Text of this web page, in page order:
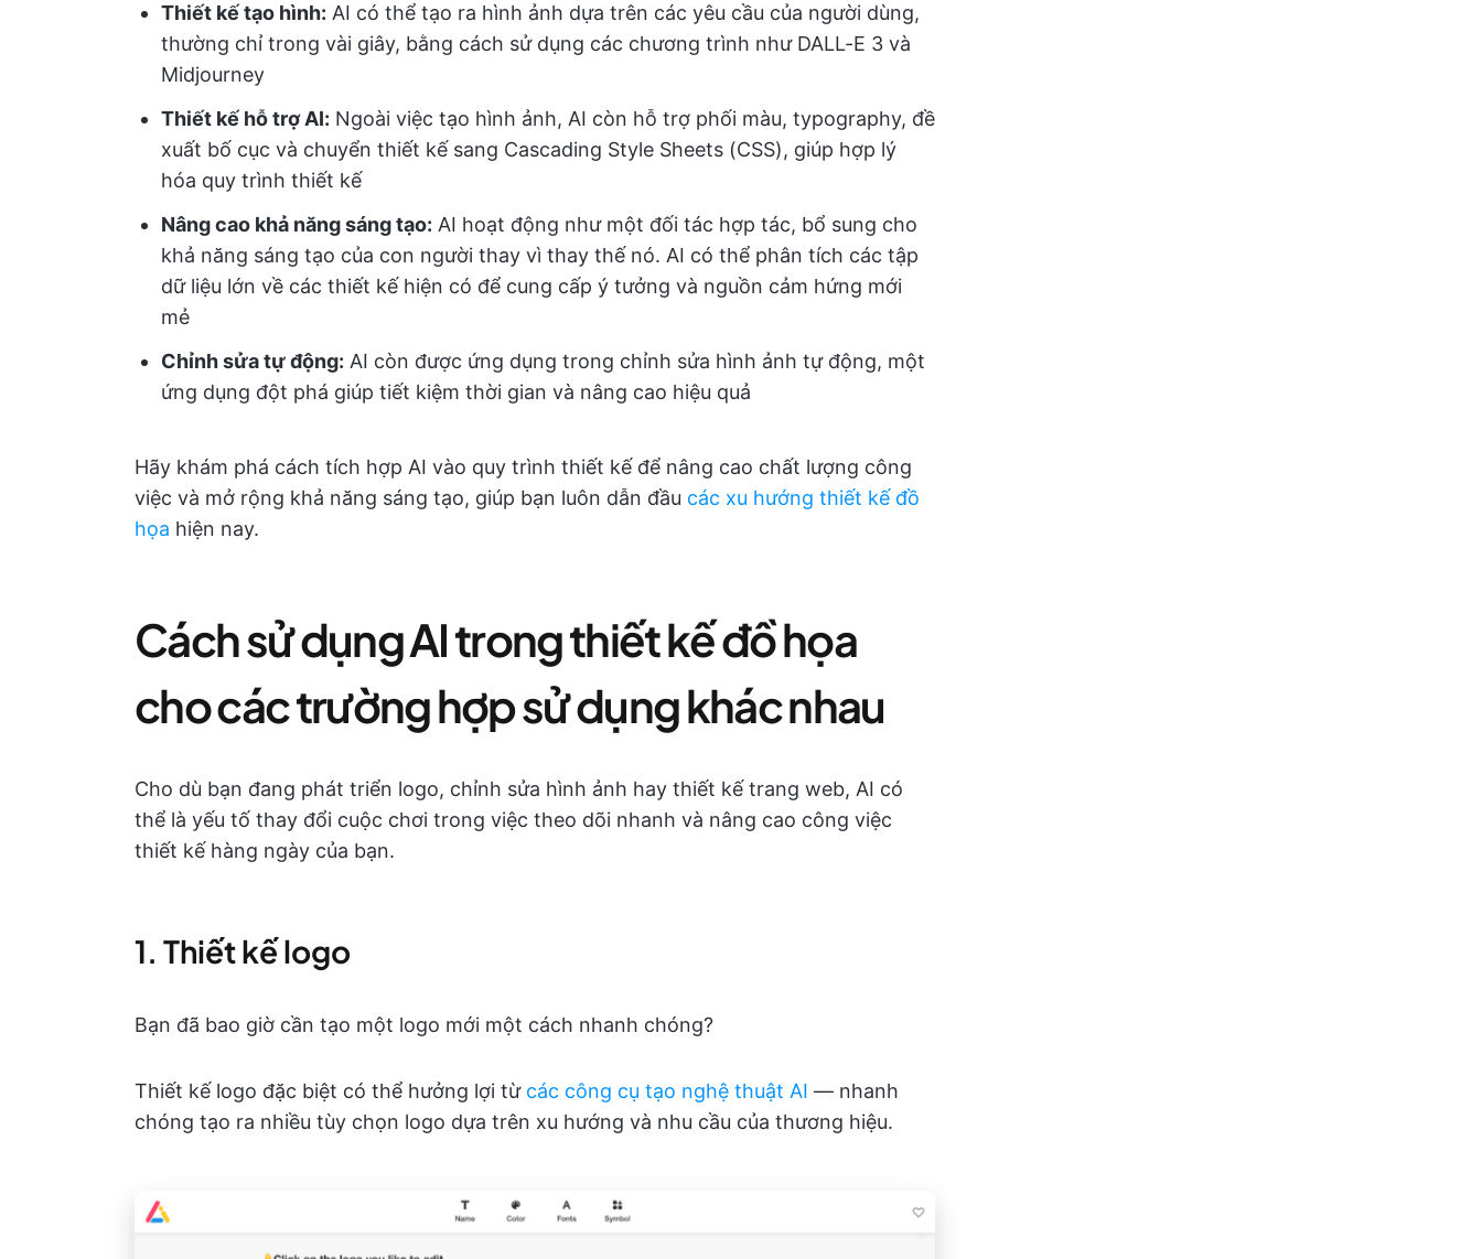
Thiết kế tạo hình: AI có thể tạo ra hình ảnh dựa trên các yêu cầu của người dùng,
thường chỉ trong vài giây, bằng cách sử dụng các chương trình như DALL-E 3 và
Midjourney
Thiết kế hỗ trợ AI: Ngoài việc tạo hình ảnh, AI còn hỗ trợ phối màu, typography, đề
xuất bố cục và chuyển thiết kế sang Cascading Style Sheets (CSS), giúp hợp lý
hóa quy trình thiết kế
Nâng cao khả năng sáng tạo: AI hoạt động như một đối tác hợp tác, bổ sung cho
khả năng sáng tạo của con người thay vì thay thế nó. AI có thể phân tích các tập
dữ liệu lớn về các thiết kế hiện có để cung cấp ý tưởng và nguồn cảm hứng mới
mẻ
Chỉnh sửa tự động: AI còn được ứng dụng trong chỉnh sửa hình ảnh tự động, một
ứng dụng đột phá giúp tiết kiệm thời gian và nâng cao hiệu quả
Hãy khám phá cách tích hợp AI vào quy trình thiết kế để nâng cao chất lượng công
việc và mở rộng khả năng sáng tạo, giúp bạn luôn dẫn đầu các xu hướng thiết kế đồ
họa hiện nay.
Cách sử dụng AI trong thiết kế đồ họa
cho các trường hợp sử dụng khác nhau
Cho dù bạn đang phát triển logo, chỉnh sửa hình ảnh hay thiết kế trang web, AI có
thể là yếu tố thay đổi cuộc chơi trong việc theo dõi nhanh và nâng cao công việc
thiết kế hàng ngày của bạn.
1. Thiết kế logo
Bạn đã bao giờ cần tạo một logo mới một cách nhanh chóng?
Thiết kế logo đặc biệt có thể hưởng lợi từ các công cụ tạo nghệ thuật AI — nhanh
chóng tạo ra nhiều tùy chọn logo dựa trên xu hướng và nhu cầu của thương hiệu.